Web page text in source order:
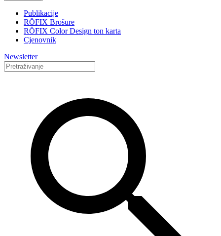
Publikacije
RÖFIX Brošure
RÖFIX Color Design ton karta
Cjenovnik
Newsletter